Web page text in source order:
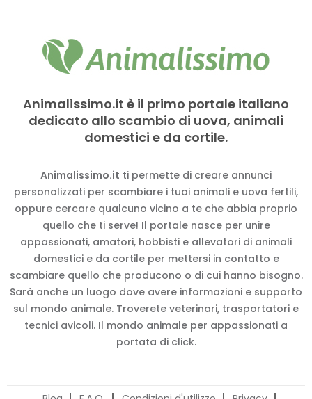
Animalissimo.it è il primo portale italiano
dedicato allo scambio di uova, animali
domestici e da cortile.
Animalissimo.it ti permette di creare annunci
personalizzati per scambiare i tuoi animali e uova fertili,
oppure cercare qualcuno vicino a te che abbia proprio
quello che ti serve! Il portale nasce per unire
appassionati, amatori, hobbisti e allevatori di animali
domestici e da cortile per mettersi in contatto e
scambiare quello che producono o di cui hanno bisogno.
Sarà anche un luogo dove avere informazioni e supporto
sul mondo animale. Troverete veterinari, trasportatori e
tecnici avicoli. Il mondo animale per appassionati a
portata di click.